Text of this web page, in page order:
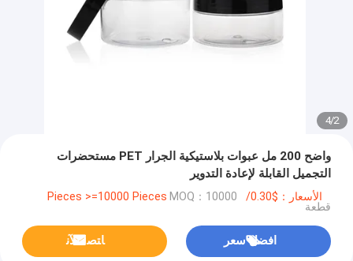
2
/
4
واضح 200 مل عبوات بلاستيكية الجرار PET مستحضرات
التجميل القابلة لإعادة التدوير
الأسعار：$0.30/Pieces >=10000 Pieces MOQ：10000
قطعة
افضل سعر ﺎﺘﺼﻟ ﺍﻶﻧ